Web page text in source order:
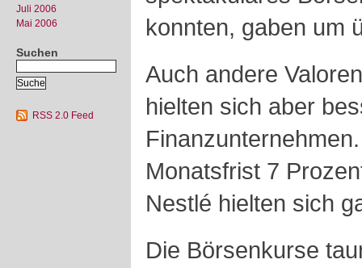
Juli 2006
Mai 2006
Suchen
RSS 2.0 Feed
konnten, gaben um
Auch andere
hielten sich aber
Monatsfrist 7
Nestlé hielten sich
Die Börsenkurse